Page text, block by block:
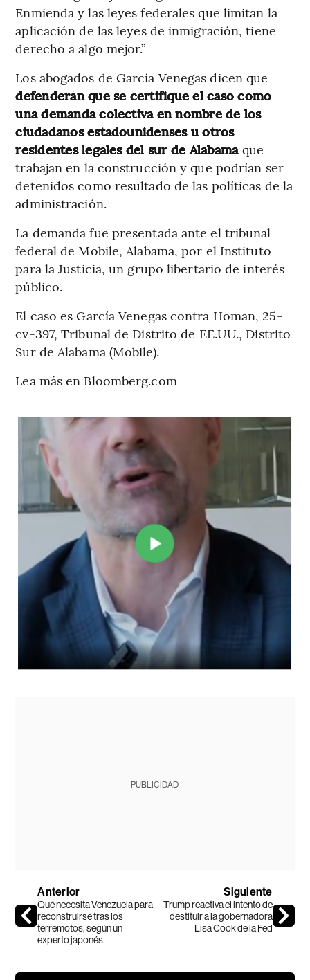
Enmienda y las leyes federales que limitan la
aplicación de las leyes de inmigración, tiene
derecho a algo mejor.”
Los abogados de García Venegas dicen que
defenderán que se certifique el caso como
una demanda colectiva en nombre de los
ciudadanos estadounidenses u otros
residentes legales del sur de Alabama que
trabajan en la construcción y que podrían ser
detenidos como resultado de las políticas de la
administración.
La demanda fue presentada ante el tribunal
federal de Mobile, Alabama, por el Instituto
para la Justicia, un grupo libertario de interés
público.
El caso es García Venegas contra Homan, 25-
cv-397, Tribunal de Distrito de EE.UU., Distrito
Sur de Alabama (Mobile).
Lea más en Bloomberg.com
PUBLICIDAD
Anterior
Qué necesita Venezuela para
reconstruirse tras los
terremotos, según un
experto japonés
Siguiente
Trump reactiva el intento de
destituir a la gobernadora
Lisa Cook de la Fed